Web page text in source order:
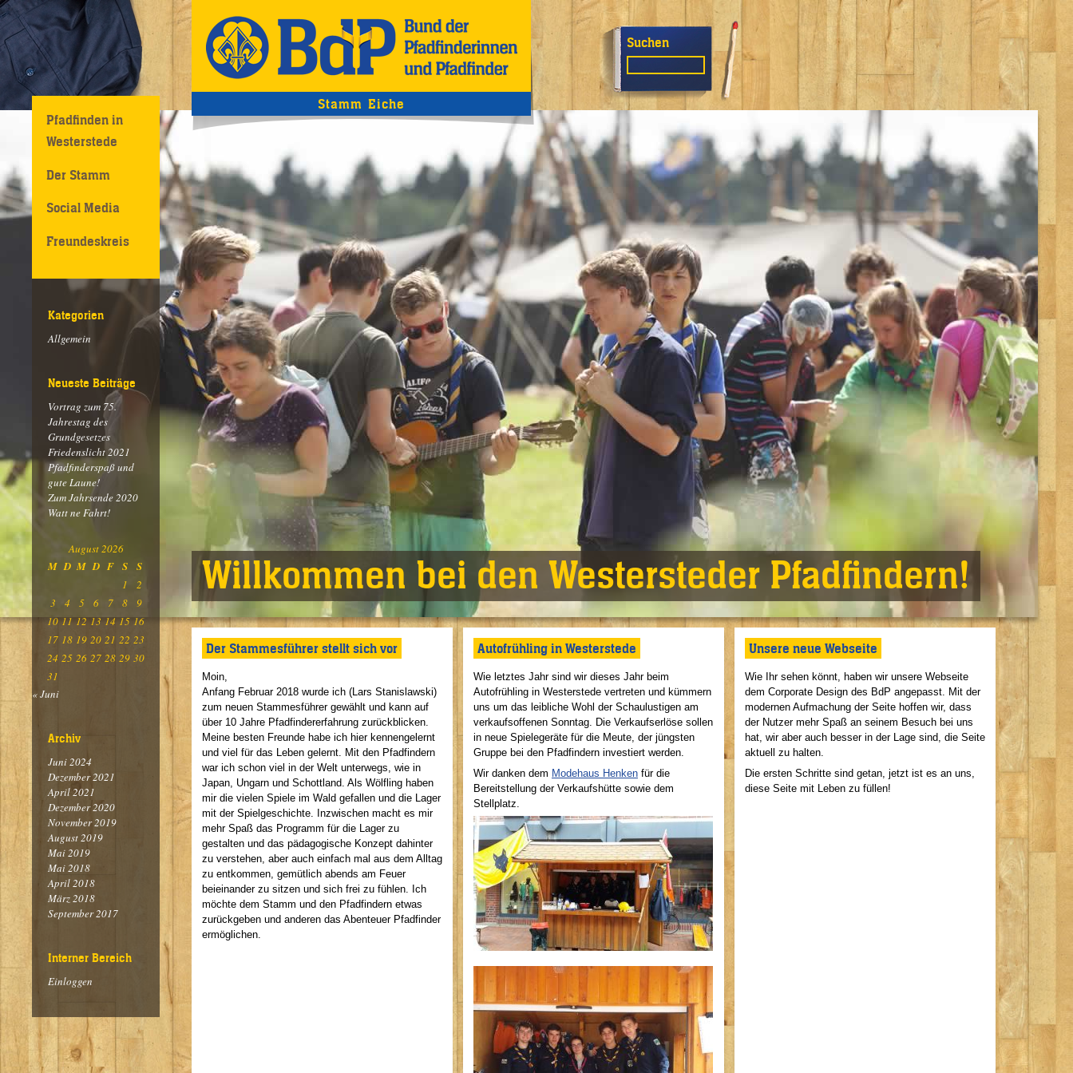
Stamm Eiche
Suchen
Pfadfinden in
Westerstede
Der Stamm
Social Media
Freundeskreis
Kategorien
Allgemein
Neueste Beiträge
Vortrag zum 75.
Jahrestag des
Grundgesetzes
Friedenslicht 2021
Pfadfinderspaß und
gute Laune!
Zum Jahrsende 2020
Watt ne Fahrt!
August 2026
M D M D F S
S
1
2
3
4 5 6 7 8
9
10 11 12 13 14 15 16
17 18 19 20 21 22 23
24 25 26 27 28 29 30
31
« Juni
Archiv
Juni 2024
Dezember 2021
April 2021
Dezember 2020
November 2019
August 2019
Mai 2019
Mai 2018
April 2018
März 2018
September 2017
Interner Bereich
Einloggen
Willkommen bei den Westersteder Pfadfindern!
Der Stammesführer stellt sich vor
Moin,
Anfang Februar 2018 wurde ich (Lars Stanislawski)
zum neuen Stammesführer gewählt und kann auf
über 10 Jahre Pfadfindererfahrung zurückblicken.
Meine besten Freunde habe ich hier kennengelernt
und viel für das Leben gelernt. Mit den Pfadfindern
war ich schon viel in der Welt unterwegs, wie in
Japan, Ungarn und Schottland. Als Wölfling haben
mir die vielen Spiele im Wald gefallen und die Lager
mit der Spielgeschichte. Inzwischen macht es mir
mehr Spaß das Programm für die Lager zu
gestalten und das pädagogische Konzept dahinter
zu verstehen, aber auch einfach mal aus dem Alltag
zu entkommen, gemütlich abends am Feuer
beieinander zu sitzen und sich frei zu fühlen. Ich
möchte dem Stamm und den Pfadfindern etwas
zurückgeben und anderen das Abenteuer Pfadfinder
ermöglichen.
Autofrühling in Westerstede
Wie letztes Jahr sind wir dieses Jahr beim
Autofrühling in Westerstede vertreten und kümmern
uns um das leibliche Wohl der Schaulustigen am
verkaufsoffenen Sonntag. Die Verkaufserlöse sollen
in neue Spielegeräte für die Meute, der jüngsten
Gruppe bei den Pfadfindern investiert werden.
Wir danken dem Modehaus Henkenfür die
Bereitstellung der Verkaufshütte sowie dem
Stellplatz.
Unsere neue Webseite
Wie Ihr sehen könnt, haben wir unsere Webseite
dem Corporate Design des BdP angepasst. Mit der
modernen Aufmachung der Seite hoffen wir, dass
der Nutzer mehr Spaß an seinem Besuch bei uns
hat, wir aber auch besser in der Lage sind, die Seite
aktuell zu halten.
Die ersten Schritte sind getan, jetzt ist es an uns,
diese Seite mit Leben zu füllen!